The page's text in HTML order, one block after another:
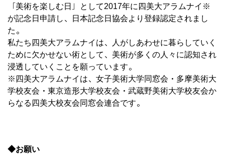
「美術を楽しむ日」として2017年に四美大アラムナイ※
が記念日申請し、日本記念日協会より登録認定されまし
た。
私たち四美大アラムナイは、人がしあわせに暮らしていく
ために欠かせない術として、美術が多くの人々に認知され
浸透していくことを願っています。
※四美大アラムナイは、女子美術大学同窓会・多摩美術大
学校友会・東京造形大学校友会・武蔵野美術大学校友会か
らなる四美大校友会同窓会連合です。
◆お願い